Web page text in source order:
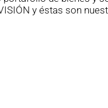
y éstas son